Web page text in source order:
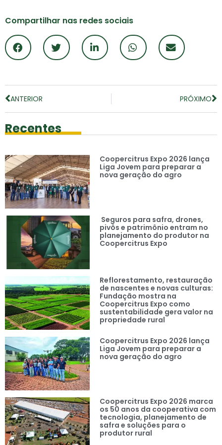
Compartilhar nas redes sociais
ANTERIOR PRÓXIMO
Recentes
Coopercitrus Expo 2026 lança
Liga Jovem para preparar a
nova geração do agro
Seguros para safra, drones,
pivôs e patrimônio entram no
planejamento do produtor na
Coopercitrus Expo
Reflorestamento, restauração
de nascentes e novas culturas:
Fundação mostra na
Coopercitrus Expo como
sustentabilidade gera valor na
propriedade rural
Coopercitrus Expo 2026 lança
Liga Jovem para preparar a
nova geração do agro
Coopercitrus Expo 2026 marca
os 50 anos da cooperativa com
tecnologia, planejamento de
safra e soluções para o
produtor rural